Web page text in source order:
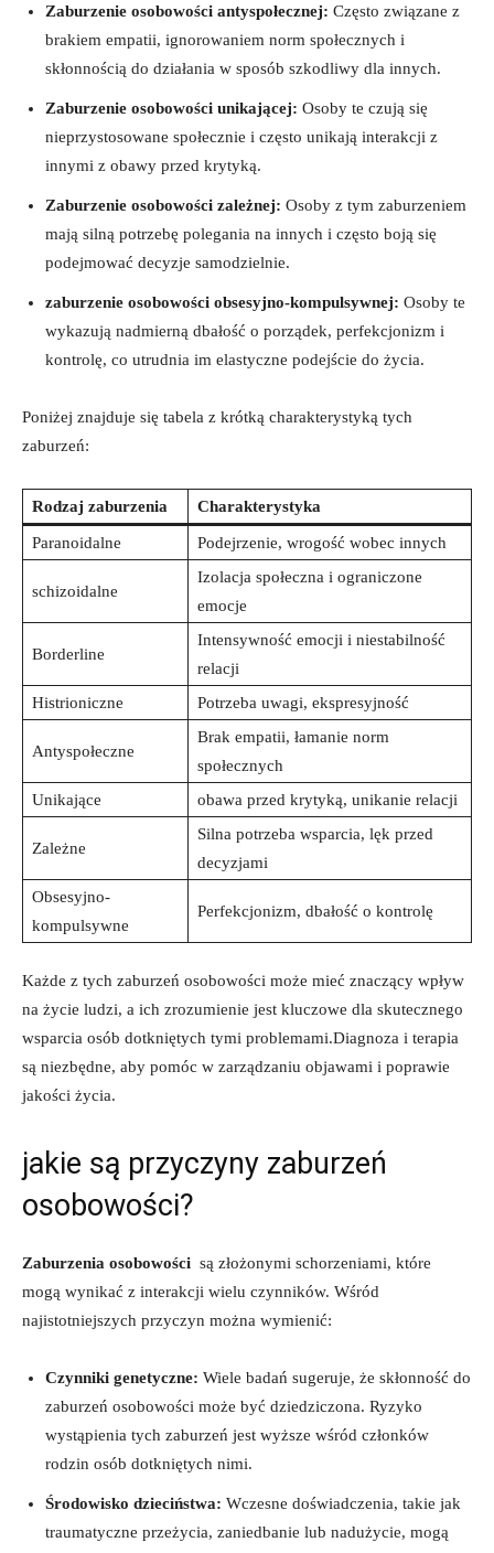
Zaburzenie osobowości antyspołecznej: Często związane z
brakiem empatii, ignorowaniem norm społecznych i
skłonnością do działania w sposób szkodliwy dla innych.
Zaburzenie​ osobowości unikającej: Osoby te czują się
nieprzystosowane społecznie i często⁢ unikają interakcji ⁢z
innymi ‍z obawy przed krytyką.
Zaburzenie osobowości ⁣zależnej: Osoby z tym zaburzeniem
mają silną potrzebę polegania na⁢ innych i często boją się
podejmować decyzje samodzielnie.
zaburzenie osobowości obsesyjno-kompulsywnej: Osoby te
wykazują nadmierną dbałość o porządek, perfekcjonizm i
kontrolę, co utrudnia im elastyczne ‍podejście do życia.
Poniżej znajduje się tabela z ⁢krótką charakterystyką⁤ tych⁣
zaburzeń:
Rodzaj zaburzenia Charakterystyka
Paranoidalne Podejrzenie, wrogość wobec innych
schizoidalne
Izolacja społeczna⁤ i⁢ ograniczone
emocje
Borderline
Intensywność ⁤emocji i niestabilność
relacji
Histrioniczne
Potrzeba uwagi, ekspresyjność
Antyspołeczne
Brak empatii, łamanie norm
społecznych
Unikające
obawa przed krytyką, unikanie ‍relacji
Zależne
Silna ‍potrzeba wsparcia, lęk‍ przed
‍decyzjami
Obsesyjno-
kompulsywne
Perfekcjonizm, dbałość o kontrolę
Każde z tych ⁢zaburzeń osobowości może mieć znaczący⁣ wpływ
na życie ludzi, a ich zrozumienie jest kluczowe dla skutecznego
wsparcia osób dotkniętych ‌tymi problemami.Diagnoza i terapia
są niezbędne, aby pomóc w zarządzaniu objawami i poprawie
jakości życia.
jakie są przyczyny zaburzeń
osobowości?
Zaburzenia osobowości ‍ są złożonymi schorzeniami,⁢ które
mogą wynikać z interakcji wielu ‌czynników. Wśród
najistotniejszych przyczyn można wymienić:
Czynniki genetyczne: Wiele badań sugeruje, że skłonność do
zaburzeń osobowości może być dziedziczona. Ryzyko
wystąpienia tych zaburzeń jest wyższe ​wśród członków
rodzin osób dotkniętych nimi.
Środowisko dzieciństwa: Wczesne doświadczenia, takie jak⁤
traumatyczne przeżycia, zaniedbanie ⁢lub nadużycie, ⁣mogą